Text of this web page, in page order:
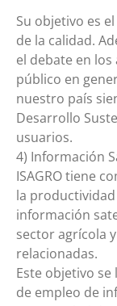
Su objetivo es
de la calidad.
el debate en
público en
nuestro país
Desarrollo
usuarios.
4) Información
ISAGRO tiene
la
información
sector agrícola
relacionadas.
Este objetivo
de empleo de